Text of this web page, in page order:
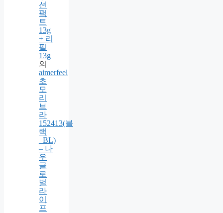
뜨
엘
듀
이
글
로
우
쿠
션
팩
트
13g
+ 리
필
13g
의
aimerfeel
초
모
리
브
라
152413(블
랙
_BL)